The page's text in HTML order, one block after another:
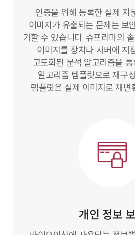
인증을 위해 등록한 실제 지
이미지가 유출되는 문제는 보
가할 수 있습니다. 슈프리마의
이미지를 장치나 서버에 저
고도화된 분석 알고리즘을
알고리즘 템플릿으로 재구
템플릿은 실제 이미지로 재변
개인 정보